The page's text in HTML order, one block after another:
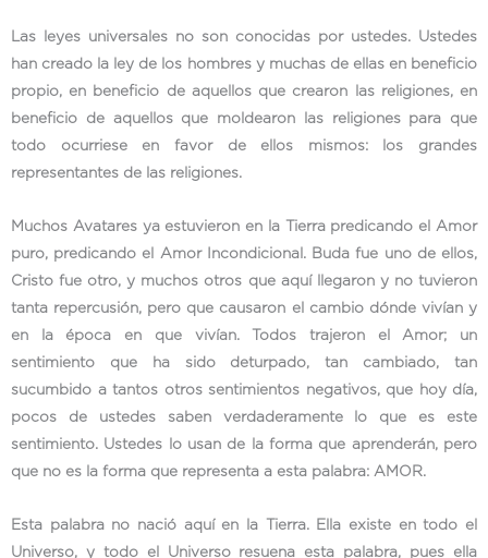
Las leyes universales no son conocidas por ustedes. Ustedes
han creado la ley de los hombres y muchas de ellas en beneficio
propio, en beneficio de aquellos que crearon las religiones, en
beneficio de aquellos que moldearon las religiones para que
todo ocurriese en favor de ellos mismos: los grandes
representantes de las religiones.
Muchos Avatares ya estuvieron en la Tierra predicando el Amor
puro, predicando el Amor Incondicional. Buda fue uno de ellos,
Cristo fue otro, y muchos otros que aquí llegaron y no tuvieron
tanta repercusión, pero que causaron el cambio dónde vivían y
en la época en que vivían. Todos trajeron el Amor; un
sentimiento que ha sido deturpado, tan cambiado, tan
sucumbido a tantos otros sentimientos negativos, que hoy día,
pocos de ustedes saben verdaderamente lo que es este
sentimiento. Ustedes lo usan de la forma que aprenderán, pero
que no es la forma que representa a esta palabra: AMOR.
Esta palabra no nació aquí en la Tierra. Ella existe en todo el
Universo, y todo el Universo resuena esta palabra, pues ella